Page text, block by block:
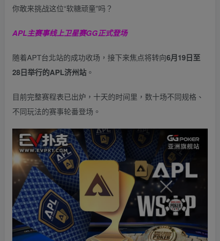
你敢来挑战这位“软糖顽童”吗？
APL主赛事线上卫星赛GG正式登场
随着APT台北站的成功收场，接下来焦点将转向6月19日至
28日举行的APL济州站 。
目前完整赛程表已出炉，十天的时间里，数十场不同规格、
不同玩法的赛事轮番登场。